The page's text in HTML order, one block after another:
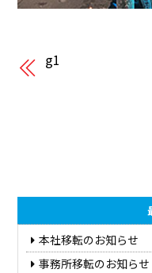
g1
本社移転のお知らせ
事務所移転のお知らせ